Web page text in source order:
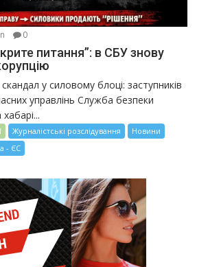
0
питання”: в СБУ знову
у силовому блоці: заступників
управлінь Служба безпеки
Журналістські розслідування
Новини
- ЄС